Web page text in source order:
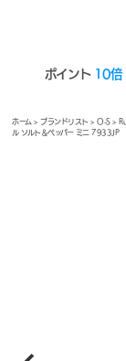
ポイント 10倍
ホーム >ブランドリスト >O-S>
ル ソルト＆ペッパー ミニ 7933JP